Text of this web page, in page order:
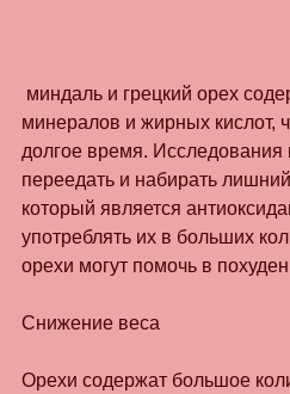
минералов и жирных кислот,
долгое время.
переедать и набирать
который является
употреблять их в больших
орехи могут помочь в
Снижение веса
Орехи содержат большое